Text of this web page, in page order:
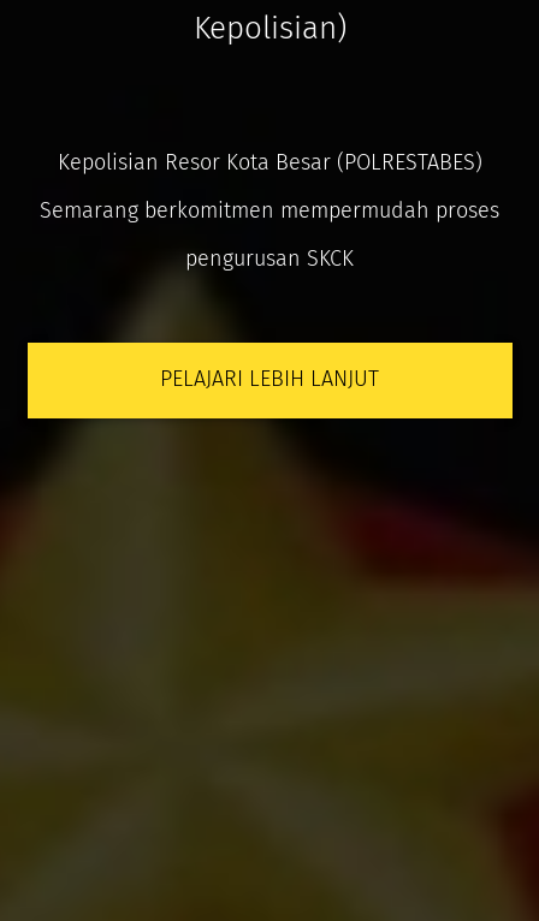
Kepolisian)
Kepolisian Resor Kota Besar (POLRESTABES)
Semarang berkomitmen mempermudah proses
pengurusan SKCK
PELAJARI LEBIH LANJUT